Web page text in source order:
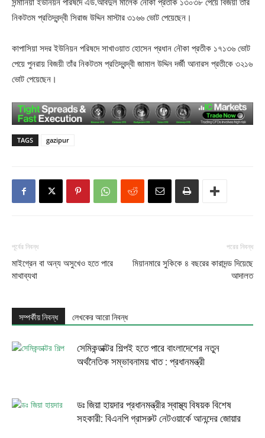
নিকটতম প্রতিদ্বন্দ্বী সিরাজ উদ্দিন মাস্টার ৩১৬৬ ভোট পেয়েছেন।
কাপাসিয়া সদর ইউনিয়ন পরিষদে সাখাওয়াত হোসেন প্রধান নৌকা প্রতীক ১৭১৩৬ ভোট
পেয়ে পুনরায় বিজয়ী তাঁর নিকটতম প্রতিদ্বন্দ্বী জামাল উদ্দিন দর্জী আনারস প্রতীকে ৩২১৬
ভোট পেয়েছেন।
TAGS gazipur
পূর্বের নিবন্ধ
মাইগ্রেন বা অন্য অসুখেও হতে পারে
মাথাব্যথা
পরের নিবন্ধ
মিয়ানমারে সুকিকে ৪ বছরের কারাদন্ড দিয়েছে
আদালত
সম্পর্কীয় নিবন্ধ লেখকের আরো নিবন্ধ
সেমিকন্ডাক্টর শিল্পই হতে পারে বাংলাদেশের নতুন
অর্থনৈতিক সম্ভাবনাময় খাত : প্রধানমন্ত্রী
ডঃ জিয়া হায়দার প্রধানমন্ত্রীর স্বাস্থ্য বিষয়ক বিশেষ
সহকারী: বিএনপি গ্রাসরুট নেটওয়ার্কে আনন্দের জোয়ার